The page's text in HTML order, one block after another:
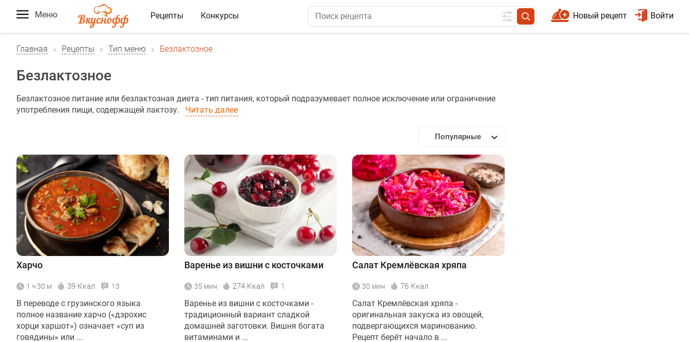
Меню Рецепты Конкурсы Войти
Новый рецепт
Главная Рецепты Тип меню Безлактозное
Безлактозное
Безлактозное питание или безлактозная диета - тип питания, который подразумевает полное исключение или ограничение
употребления пищи, содержащей лактозу.
Читать далее
Популярные
Харчо
1 ч 30 м 39 Ккал 13
В переводе с грузинского языка
полное название харчо («дзрохис
хорци харшот») означает «суп из
говядины» или ...
Варенье из вишни с косточками
35 мин 274 Ккал 1
Варенье из вишни с косточками -
традиционный вариант сладкой
домашней заготовки. Вишня богата
витаминами и ...
Салат Кремлёвская хряпа
30 мин 76 Ккал
Салат Кремлёвская хряпа -
оригинальная закуска из овощей,
подвергающихся маринованию.
Рецепт берёт начало в ...